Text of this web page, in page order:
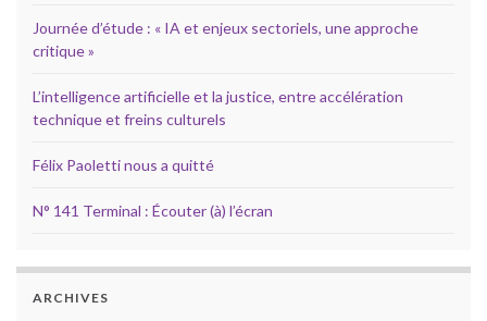
Journée d’étude : « IA et enjeux sectoriels, une approche
critique »
L’intelligence artificielle et la justice, entre accélération
technique et freins culturels
Félix Paoletti nous a quitté
N° 141 Terminal : Écouter (à) l’écran
ARCHIVES